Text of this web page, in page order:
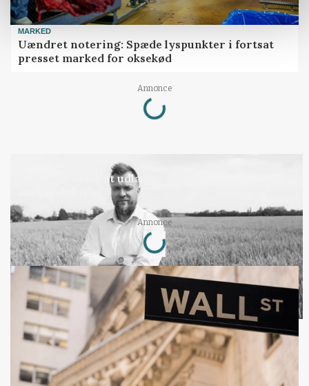
MARKED
Uændret notering: Spæde lyspunkter i fortsat
presset marked for oksekød
Annonce
Loading...
Det er en uskik at udlægge et røgslør om
Annonce
Loading...